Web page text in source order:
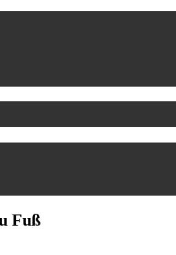
Fuß